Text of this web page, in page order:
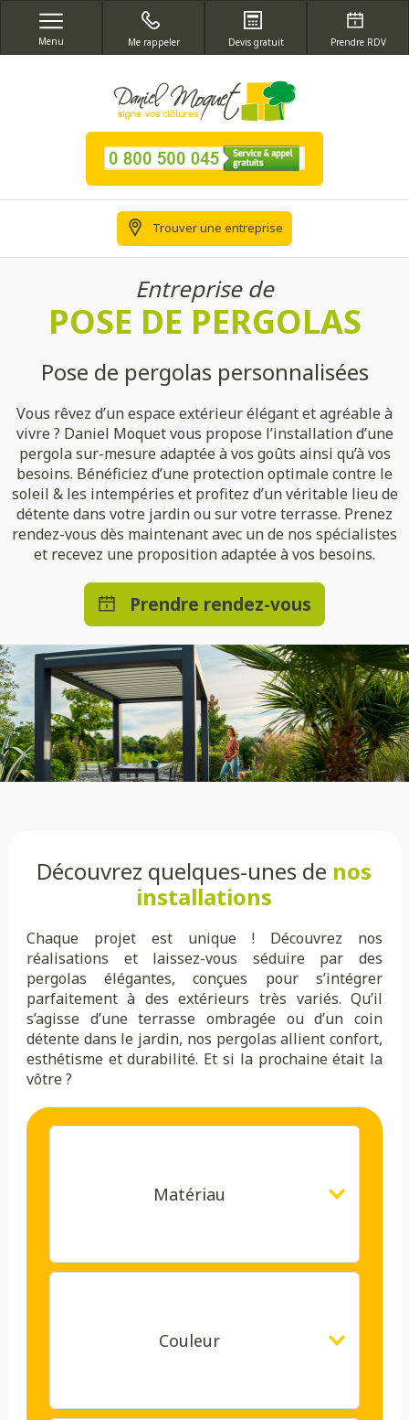
Menu Me rappeler Devis gratuit Prendre RDV
Trouver une entreprise
Entreprise de
POSE DE PERGOLAS
Pose de pergolas personnalisées
Vous rêvez d’un espace extérieur élégant et agréable à
vivre ? Daniel Moquet vous propose l’installation d’une
pergola sur-mesure adaptée à vos goûts ainsi qu’à vos
besoins. Bénéficiez d’une protection optimale contre le
soleil & les intempéries et profitez d’un véritable lieu de
détente dans votre jardin ou sur votre terrasse. Prenez
rendez-vous dès maintenant avec un de nos spécialistes
et recevez une proposition adaptée à vos besoins.
Prendre rendez-vous
Découvrez quelques-unes de nos
installations
Chaque projet est unique ! Découvrez nos
réalisations et laissez-vous séduire par des
pergolas élégantes, conçues pour s’intégrer
parfaitement à des extérieurs très variés. Qu’il
s’agisse d’une terrasse ombragée ou d’un coin
détente dans le jardin, nos pergolas allient confort,
esthétisme et durabilité. Et si la prochaine était la
vôtre ?
Matériau
Couleur